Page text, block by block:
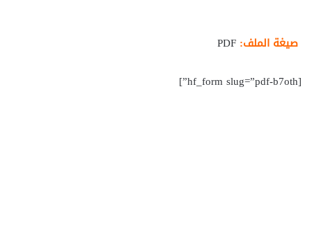
صيغة الملف:
[hf_form slug=”pdf-b7oth”]